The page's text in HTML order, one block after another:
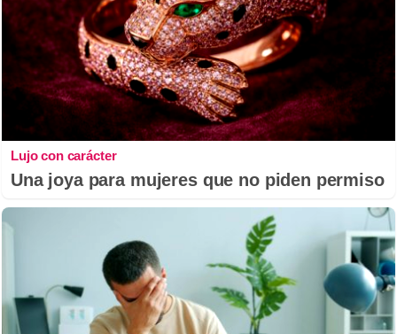
Lujo con carácter
Una joya para mujeres que no piden permiso